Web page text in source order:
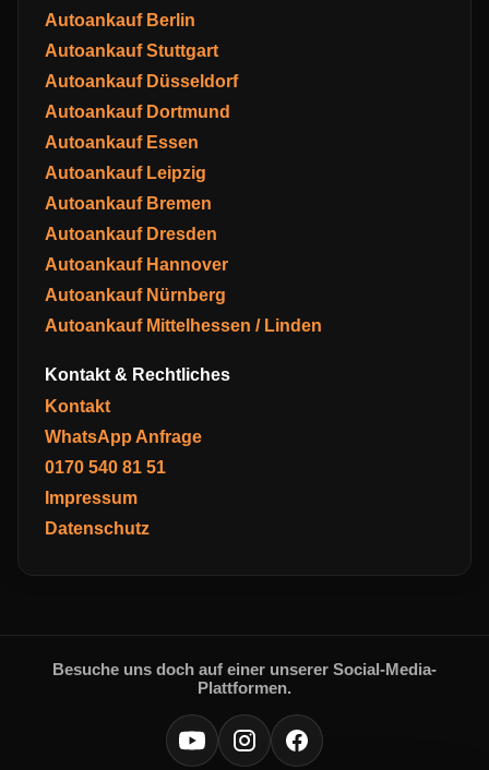
Autoankauf Berlin
Autoankauf Stuttgart
Autoankauf Düsseldorf
Autoankauf Dortmund
Autoankauf Essen
Autoankauf Leipzig
Autoankauf Bremen
Autoankauf Dresden
Autoankauf Hannover
Autoankauf Nürnberg
Autoankauf Mittelhessen / Linden
Kontakt & Rechtliches
Kontakt
WhatsApp Anfrage
0170 540 81 51
Impressum
Datenschutz
Besuche uns doch auf einer unserer Social-Media-
Plattformen.